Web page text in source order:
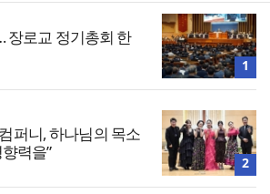
장로교 정기총회 한
1
퍼니, 하나님의 목소
력을”
2